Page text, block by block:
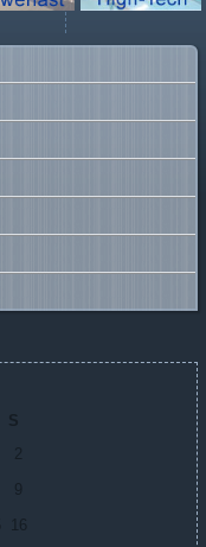
S
2
9
16